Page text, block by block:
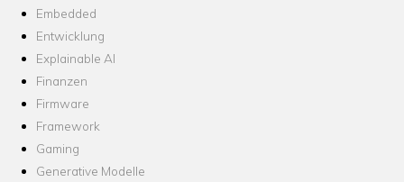
Embedded
Entwicklung
Explainable AI
Finanzen
Firmware
Framework
Gaming
Generative Modelle